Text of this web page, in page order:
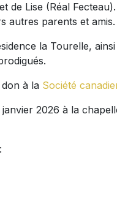
de Lise (Réal
autres parents et amis.
la Tourelle,
à la Société
2026 à la